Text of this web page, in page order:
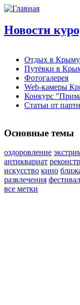
Новости
Отдых в Крыму
Путёвки в
Фотогалерея
Web-камеры
Конкурс
Статьи от
Основные темы
оздоровление
антиквариат
искусство кино
развлечения
все метки